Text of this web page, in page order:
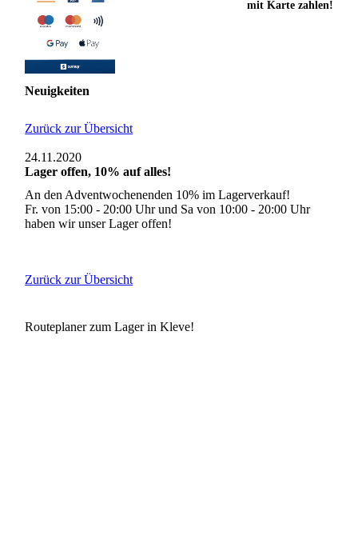
mit Karte zahlen!
Neuigkeiten
Zurück zur Übersicht
24.11.2020
Lager offen, 10% auf alles!
An den Adventwochenenden 10% im Lagerverkauf!
Fr. von 15:00 - 20:00 Uhr und Sa von 10:00 - 20:00 Uhr
haben wir unser Lager offen!
Zurück zur Übersicht
Routeplaner zum Lager in Kleve!